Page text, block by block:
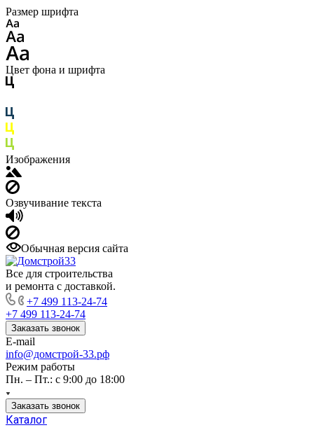
Размер шрифта
Цвет фона и шрифта
Изображения
Озвучивание текста
Обычная версия сайта
Все для строительства
и ремонта с доставкой.
+7 499 113-24-74
+7 499 113-24-74
Заказать звонок
E-mail
info@домстрой-33.рф
Режим работы
Пн. – Пт.: с 9:00 до 18:00
Заказать звонок
Каталог